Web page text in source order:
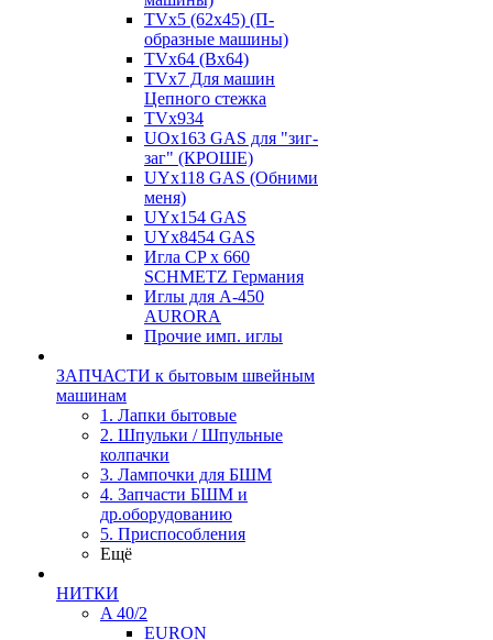
TVх5 (62х45) (П-
образные машины)
TVх64 (Вх64)
TVх7 Для машин
Цепного стежка
TVх934
UOx163 GAS для "зиг-
заг" (КРОШЕ)
UYx118 GAS (Обними
меня)
UYx154 GAS
UYx8454 GAS
Игла CP х 660
SCHMETZ Германия
Иглы для А-450
AURORA
Прочие имп. иглы
ЗАПЧАСТИ к бытовым швейным
машинам
1. Лапки бытовые
2. Шпульки / Шпульные
колпачки
3. Лампочки для БШМ
4. Запчасти БШМ и
др.оборудованию
5. Приспособления
Ещё
НИТКИ
A 40/2
EURON